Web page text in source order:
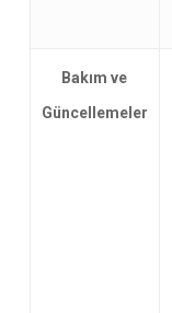
Bakım ve
Güncellemeler